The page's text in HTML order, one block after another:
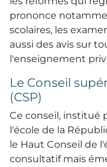
prononce
scolaires, les
aussi des avis sur
l'enseignement
Le Conseil
(CSP)
Ce conseil, institué
l'école de la
le Haut Conseil de
consultatif mais